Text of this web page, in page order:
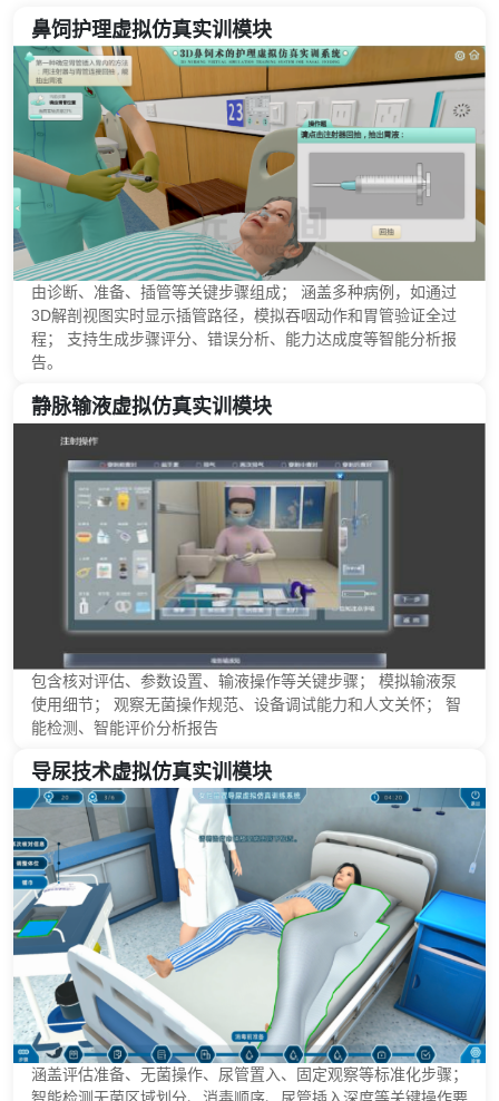
鼻饲护理虚拟仿真实训模块
由诊断、准备、插管等关键步骤组成； 涵盖多种病例，如通过
3D解剖视图实时显示插管路径，模拟吞咽动作和胃管验证全过
程； 支持生成步骤评分、错误分析、能力达成度等智能分析报
告。
静脉输液虚拟仿真实训模块
包含核对评估、参数设置、输液操作等关键步骤； 模拟输液泵
使用细节； 观察无菌操作规范、设备调试能力和人文关怀； 智
能检测、智能评价分析报告
导尿技术虚拟仿真实训模块
涵盖评估准备、无菌操作、尿管置入、固定观察等标准化步骤；